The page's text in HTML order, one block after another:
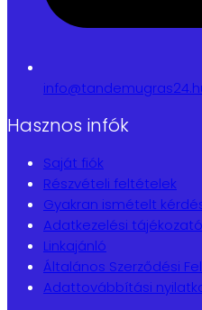
Hasznos infók
Saját fiók
Részvételi feltételek
Gyakran ismételt
Adatkezelési tájékozató
Linkajánló
Általános Szerződési
Adattovábbítási